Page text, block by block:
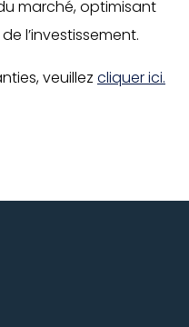
marché, optimisant
l’investissement.
veuillez cliquer ici.